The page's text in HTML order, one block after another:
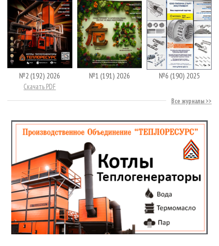
№2 (192) 2026
Скачать PDF
№1 (191) 2026 №6 (190) 2025
Все журналы